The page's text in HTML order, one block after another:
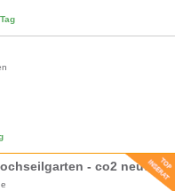
mobiler Kinderhochseilgarten - co2 neutral - green event modul